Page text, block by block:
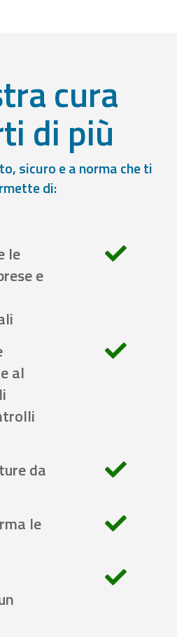
cura
di più
sicuro e a norma che ti
di:
le
e
al
da
le